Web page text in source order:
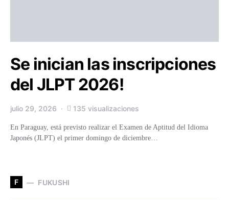
Se inician las inscripciones
del JLPT 2026!
julio 29, 2026 135 visualizaciones
En Paraguay, está previsto realizar el Examen de Aptitud del Idioma
Japonés (JLPT) el primer domingo de diciembre…
F FUKUSHI